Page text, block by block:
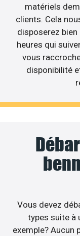
matériels
clients. Cela
disposerez bien
heures qui
vous
disponibilité
Vous devez
types suite à
exemple? Aucun